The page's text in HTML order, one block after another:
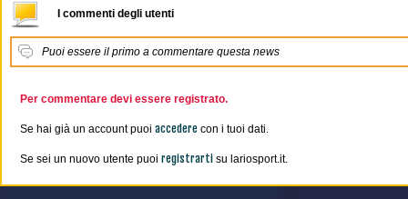
I commenti degli utenti
Puoi essere il primo a commentare questa news
Per commentare devi essere registrato.
Se hai già un account puoi accedere con i tuoi dati.
Se sei un nuovo utente puoi registrarti su lariosport.it.